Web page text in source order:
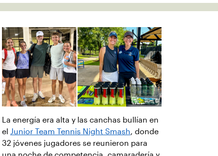
La energía era alta y las canchas bullían en
el Junior Team Tennis Night Smash, donde
32 jóvenes jugadores se reunieron para